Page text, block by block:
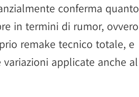
conferma quanto
in termini di rumor, ovvero
remake tecnico totale, e
applicate anche al